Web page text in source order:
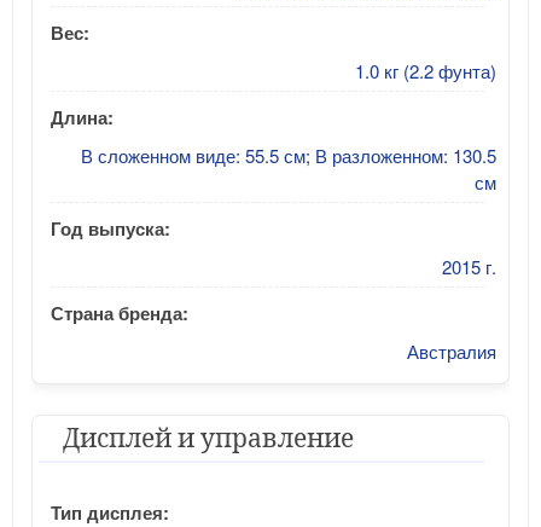
Вес:
1.0 кг (2.2 фунта)
Длина:
В сложенном виде: 55.5 см; В разложенном: 130.5
см
Год выпуска:
2015 г.
Страна бренда:
Австралия
Дисплей и управление
Тип дисплея: